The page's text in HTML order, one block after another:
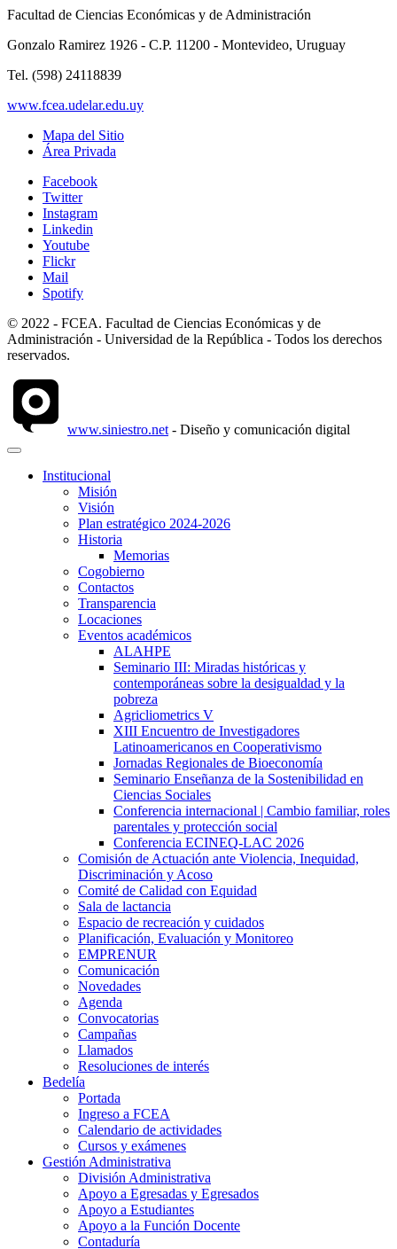
Facultad de Ciencias Económicas y de Administración
Gonzalo Ramirez 1926 - C.P. 11200 - Montevideo, Uruguay
Tel. (598) 24118839
www.fcea.udelar.edu.uy
Mapa del Sitio
Área Privada
Facebook
Twitter
Instagram
Linkedin
Youtube
Flickr
Mail
Spotify
© 2022 - FCEA. Facultad de Ciencias Económicas y de
Administración - Universidad de la República - Todos los derechos
reservados.
www.siniestro.net - Diseño y comunicación digital
Institucional
Misión
Visión
Plan estratégico 2024-2026
Historia
Memorias
Cogobierno
Contactos
Transparencia
Locaciones
Eventos académicos
ALAHPE
Seminario III: Miradas históricas y
contemporáneas sobre la desigualdad y la
pobreza
Agricliometrics V
XIII Encuentro de Investigadores
Latinoamericanos en Cooperativismo
Jornadas Regionales de Bioeconomía
Seminario Enseñanza de la Sostenibilidad en
Ciencias Sociales
Conferencia internacional | Cambio familiar, roles
parentales y protección social
Conferencia ECINEQ-LAC 2026
Comisión de Actuación ante Violencia, Inequidad,
Discriminación y Acoso
Comité de Calidad con Equidad
Sala de lactancia
Espacio de recreación y cuidados
Planificación, Evaluación y Monitoreo
EMPRENUR
Comunicación
Novedades
Agenda
Convocatorias
Campañas
Llamados
Resoluciones de interés
Bedelía
Portada
Ingreso a FCEA
Calendario de actividades
Cursos y exámenes
Gestión Administrativa
División Administrativa
Apoyo a Egresadas y Egresados
Apoyo a Estudiantes
Apoyo a la Función Docente
Contaduría